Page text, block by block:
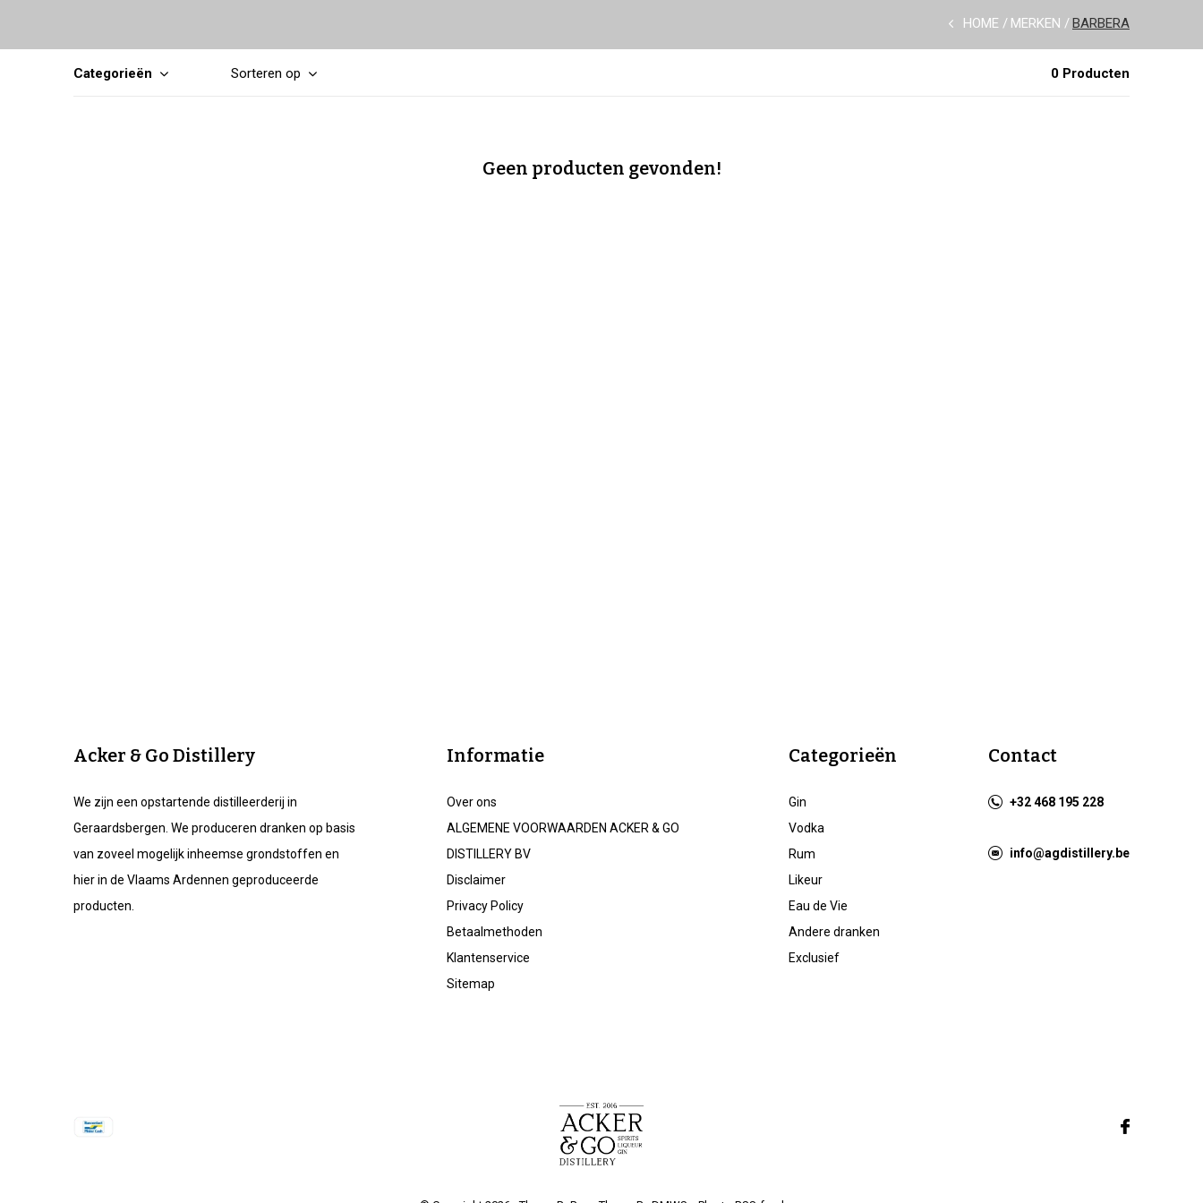
HOME MERKEN BARBERA
Categorieën Sorteren op 0 Producten
Geen producten gevonden!
Acker & Go Distillery
We zijn een opstartende distilleerderij in
Geraardsbergen. We produceren dranken op basis
van zoveel mogelijk inheemse grondstoffen en
hier in de Vlaams Ardennen geproduceerde
producten.
Informatie
Over ons
ALGEMENE VOORWAARDEN ACKER & GO
DISTILLERY BV
Disclaimer
Privacy Policy
Betaalmethoden
Klantenservice
Sitemap
Categorieën
Gin
Vodka
Rum
Likeur
Eau de Vie
Andere dranken
Exclusief
Contact
+32 468 195 228
info@agdistillery.be